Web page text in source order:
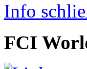
Info
FCI